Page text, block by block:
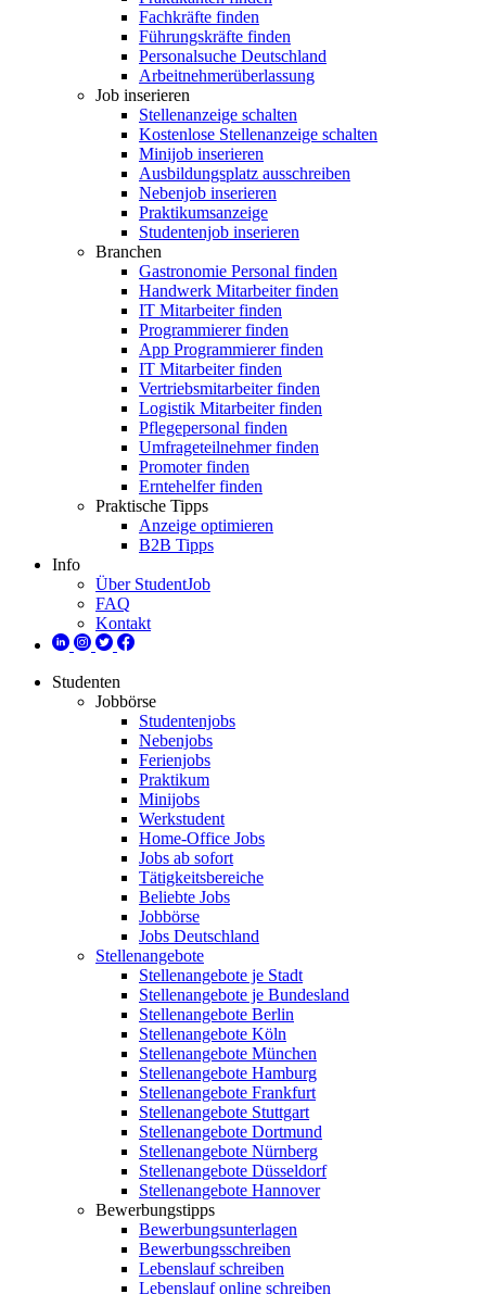
Fachkräfte finden
Führungskräfte finden
Personalsuche Deutschland
Arbeitnehmerüberlassung
Job inserieren
Stellenanzeige schalten
Kostenlose Stellenanzeige schalten
Minijob inserieren
Ausbildungsplatz ausschreiben
Nebenjob inserieren
Praktikumsanzeige
Studentenjob inserieren
Branchen
Gastronomie Personal finden
Handwerk Mitarbeiter finden
IT Mitarbeiter finden
Programmierer finden
App Programmierer finden
IT Mitarbeiter finden
Vertriebsmitarbeiter finden
Logistik Mitarbeiter finden
Pflegepersonal finden
Umfrageteilnehmer finden
Promoter finden
Erntehelfer finden
Praktische Tipps
Anzeige optimieren
B2B Tipps
Info
Über StudentJob
FAQ
Kontakt
Studenten
Jobbörse
Studentenjobs
Nebenjobs
Ferienjobs
Praktikum
Minijobs
Werkstudent
Home-Office Jobs
Jobs ab sofort
Tätigkeitsbereiche
Beliebte Jobs
Jobbörse
Jobs Deutschland
Stellenangebote
Stellenangebote je Stadt
Stellenangebote je Bundesland
Stellenangebote Berlin
Stellenangebote Köln
Stellenangebote München
Stellenangebote Hamburg
Stellenangebote Frankfurt
Stellenangebote Stuttgart
Stellenangebote Dortmund
Stellenangebote Nürnberg
Stellenangebote Düsseldorf
Stellenangebote Hannover
Bewerbungstipps
Bewerbungsunterlagen
Bewerbungsschreiben
Lebenslauf schreiben
Lebenslauf online schreiben